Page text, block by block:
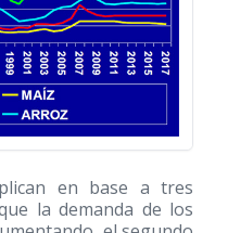
en base a tres
la demanda de los